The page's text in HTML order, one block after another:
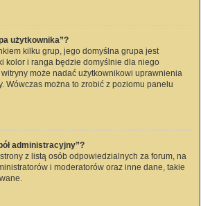
użytkownika”?
kilku grup, jego domyślna grupa jest
kolor i ranga będzie domyślnie dla niego
może nadać użytkownikowi uprawnienia
Wówczas można to zrobić z poziomu panelu
administracyjny”?
z listą osób odpowiedzialnych za forum, na
i moderatorów oraz inne dane, takie